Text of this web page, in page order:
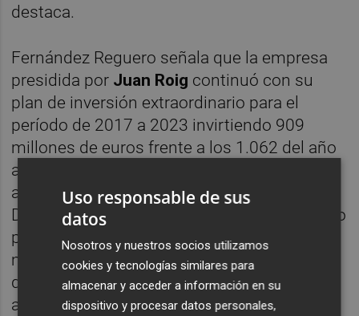
destaca.
Fernández Reguero señala que la empresa
presidida por Juan Roig continuó con su
plan de inversión extraordinario para el
período de 2017 a 2023 invirtiendo 909
millones de euros frente a los 1.062 del año
anterior. En 2021 se realizaron 70 nuevas
aperturas y reformaron 84 supermercados.
Debido a los 58 cierres de los centros que no
pudieron ser adaptados a este nuevo
modelo, el portfolio de tiendas en España
quedó en 1.633, 12 más respecto al año
anterior. Mientras, no abrió ninguna nueva
Uso responsable de sus
datos
Nosotros y nuestros socios utilizamos
cookies y tecnologías similares para
almacenar y acceder a información en su
dispositivo y procesar datos personales,